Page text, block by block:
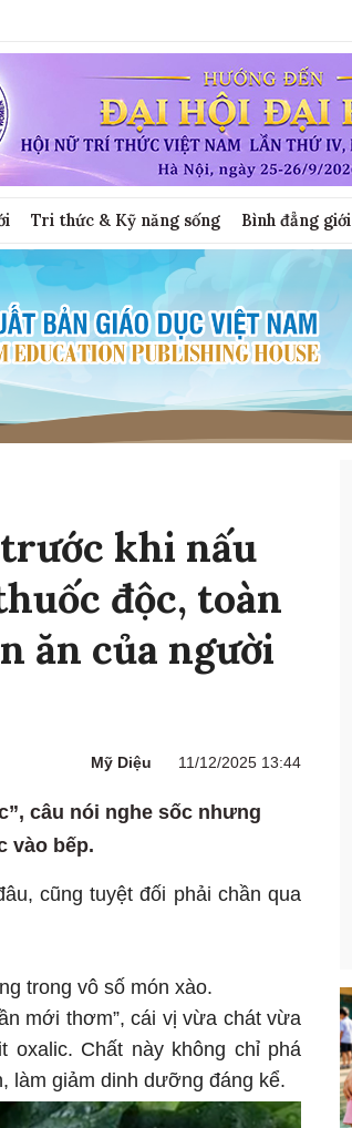
Tri thức & Kỹ năng sống Bình đẳng giới
khi nấu
độc, toàn
ăn của người
Mỹ Diệu 11/12/2025 13:44
câu nói nghe sốc nhưng
vào bếp.
cũng tuyệt đối phải chần qua
trong vô số món xào.
mới thơm”, cái vị vừa chát vừa
oxalic. Chất này không chỉ phá
làm giảm dinh dưỡng đáng kể.